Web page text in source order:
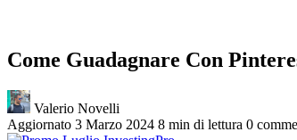
Come Guadagnare Con
Valerio Novelli
Aggiornato 3 Marzo 2024 8 min di lettura 0